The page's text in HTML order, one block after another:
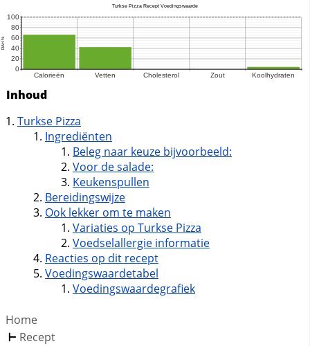
Inhoud
Turkse Pizza
Ingrediënten
Beleg naar keuze bijvoorbeeld:
Voor de salade:
Keukenspullen
Bereidingswijze
Ook lekker om te maken
Variaties op Turkse Pizza
Voedselallergie informatie
Reacties op dit recept
Voedingswaardetabel
Voedingswaardegrafiek
Home
Recept